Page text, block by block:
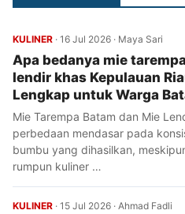
KULINER · 16 Jul 2026 · Maya Sari
Apa bedanya mie
lendir khas Kepulauan
Lengkap untuk Warga
Mie Tarempa Batam dan Mie
perbedaan mendasar pada
bumbu yang dihasilkan,
rumpun kuliner …
KULINER · 15 Jul 2026 · Ahmad Fadli